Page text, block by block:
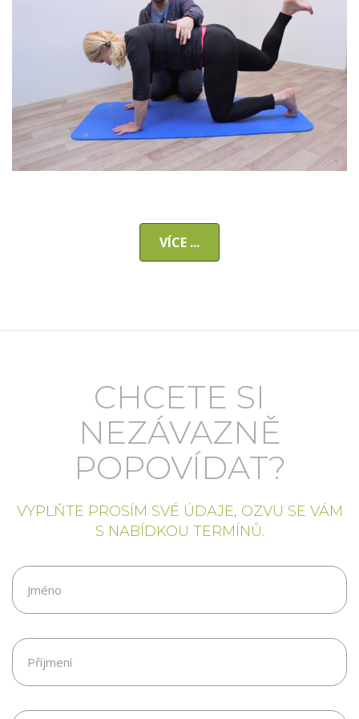
VÍCE ...
CHCETE SI
NEZÁVAZNĚ
POPOVÍDAT?
VYPLŇTE PROSÍM SVÉ ÚDAJE, OZVU SE VÁM
S NABÍDKOU TERMÍNŮ.